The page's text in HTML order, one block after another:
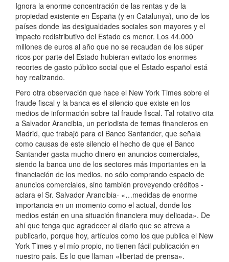
Ignora la enorme concentración de las rentas y de la
propiedad existente en España (y en Catalunya), uno de los
países donde las desigualdades sociales son mayores y el
impacto redistributivo del Estado es menor. Los 44.000
millones de euros al año que no se recaudan de los súper
ricos por parte del Estado hubieran evitado los enormes
recortes de gasto público social que el Estado español está
hoy realizando.
Pero otra observación que hace el New York Times sobre el
fraude fiscal y la banca es el silencio que existe en los
medios de información sobre tal fraude fiscal. Tal rotativo cita
a Salvador Arancibia, un periodista de temas financieros en
Madrid, que trabajó para el Banco Santander, que señala
como causas de este silencio el hecho de que el Banco
Santander gasta mucho dinero en anuncios comerciales,
siendo la banca uno de los sectores más importantes en la
financiación de los medios, no sólo comprando espacio de
anuncios comerciales, sino también proveyendo créditos -
aclara el Sr. Salvador Arancibia- «…medidas de enorme
importancia en un momento como el actual, donde los
medios están en una situación financiera muy delicada». De
ahí que tenga que agradecer al diario que se atreva a
publicarlo, porque hoy, artículos como los que publica el New
York Times y el mío propio, no tienen fácil publicación en
nuestro país. Es lo que llaman «libertad de prensa».